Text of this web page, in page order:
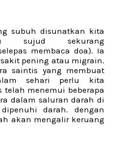
subuh disunatkan kita
sujud sekurang
membaca doa). Ia
pening atau migrain.
saintis yang membuat
sehari perlu kita
menemui beberapa
dalam saluran darah di
darah. dengan
akan mengalir keruang